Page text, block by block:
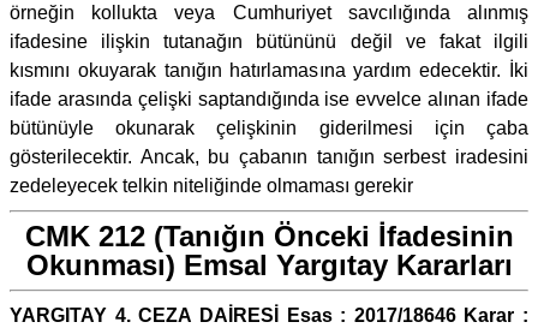
örneğin kollukta veya Cumhuriyet savcılığında alınmış
ifadesine ilişkin tutanağın bütününü değil ve fakat ilgili
kısmını okuyarak tanığın hatırlamasına yardım edecektir. İki
ifade arasında çelişki saptandığında ise evvelce alınan ifade
bütünüyle okunarak çelişkinin giderilmesi için çaba
gösterilecektir. Ancak, bu çabanın tanığın serbest iradesini
zedeleyecek telkin niteliğinde olmaması gerekir
CMK 212 (Tanığın Önceki İfadesinin
Okunması) Emsal Yargıtay Kararları
YARGITAY 4. CEZA DAİRESİ Esas : 2017/18646 Karar :